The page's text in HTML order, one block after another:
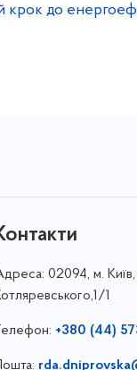
крок до
02094, м. Київ,
1
Телефон: +380 (44)
Пошта: